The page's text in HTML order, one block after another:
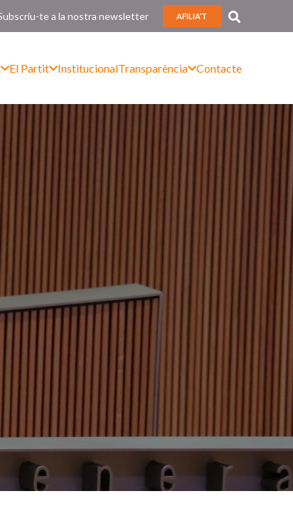
te a la nostra newsletter AFILIA’T
El Partit InstitucionalTransparència Contacte